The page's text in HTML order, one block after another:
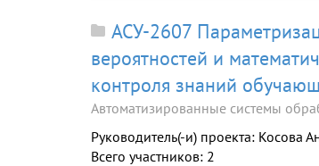
АСУ-2607
вероятностей и
контроля знаний
Автоматизированные системы
Руководитель(-и) проекта: Косова
Всего участников: 2